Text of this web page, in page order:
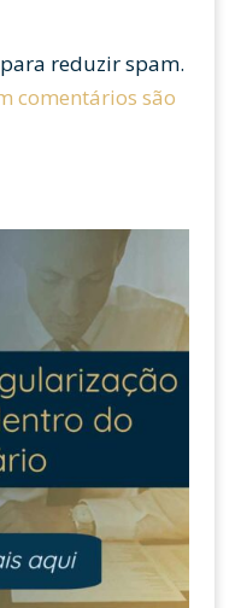
reduzir spam.
comentários são